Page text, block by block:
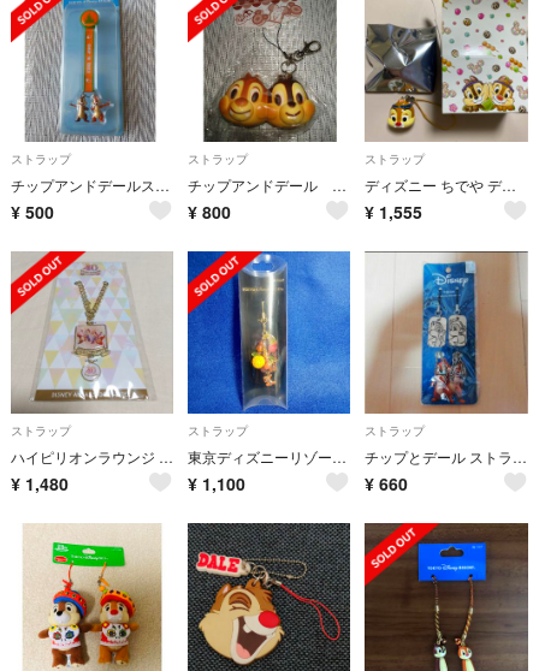
ストラップ
チップアンドデールストラップ
¥ 500
ストラップ
チップアンドデール パンのようなストラップ
¥ 800
ストラップ
ディズニー ちでや デール ストラップ
¥ 1,555
ストラップ
ハイピリオンラウンジ チャーム チップとデール ディズニー アンバサダーホテル
¥ 1,480
ストラップ
東京ディズニーリゾート ストラップ
¥ 1,100
ストラップ
チップとデール ストラップ キーホルダー
¥ 660